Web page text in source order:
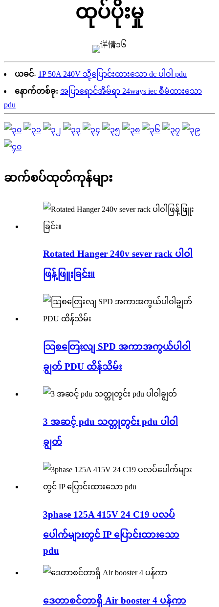
ထုပ်ပိုးမှု
ယခင်- 1P 50A 240V သို့ပြောင်းထားသော dc ပါဝါ pdu
နောက်တစ်ခု: အပြာရောင်အိမ်ရာ 24ways iec စီမံထားသော
pdu
ဆက်စပ်ထုတ်ကုန်များ
Rotated Hanger 240v sever rack ပါဝါ
ဖြန့်ဖြူးခြင်း။
သြစတြေးလျ SPD အကာအကွယ်ပါဝါ
ချွတ် PDU ထိန်သိမ်း
3 အဆင့် pdu သတ္တုတွင်း pdu ပါဝါ
ချွတ်
3phase 125A 415V 24 C19 ပလပ်
ပေါက်များတွင် IP ပြောင်းထားသော
pdu
ဒေတာစင်တာရှိ Air booster 4 ပန်ကာ